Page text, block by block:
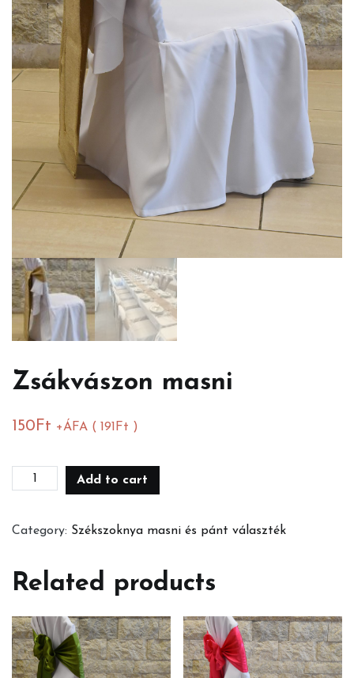
Zsákvászon masni
150Ft +ÁFA ( 191 Ft )
Zsákvászon Add to cart
Category: Székszoknya masni és pánt választék
Related products